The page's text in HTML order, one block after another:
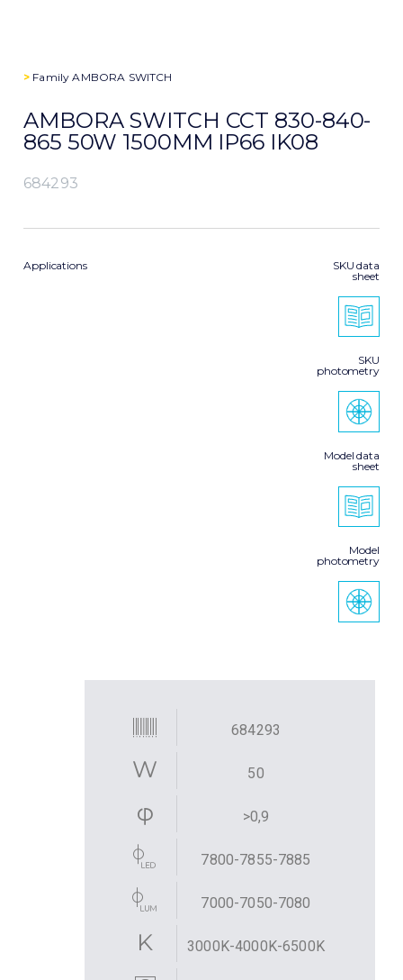
> FamilyAMBORA SWITCH
AMBORA SWITCH CCT 830-840-
865 50W 1500MM IP66 IK08
684293
Applications
SKU data
sheet
SKU
photometry
Model data
sheet
Model
photometry
684293
50
>0,9
7800-7855-7885
7000-7050-7080
3000K-4000K-6500K